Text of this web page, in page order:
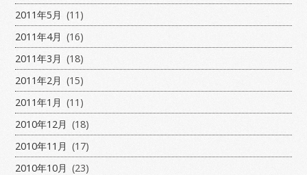
2011年5月 (11)
2011年4月 (16)
2011年3月 (18)
2011年2月 (15)
2011年1月 (11)
2010年12月 (18)
2010年11月 (17)
2010年10月 (23)